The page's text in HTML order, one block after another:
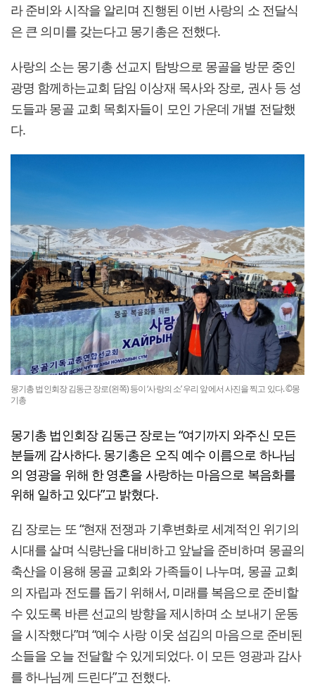
라 준비와 시작을 알리며 진행된 이번 사랑의 소 전달식
은 큰 의미를 갖는다고 몽기총은 전했다.
사랑의 소는 몽기총 선교지 탐방으로 몽골을 방문 중인
광명 함께하는교회 담임 이상재 목사와 장로, 권사 등 성
도들과 몽골 교회 목회자들이 모인 가운데 개별 전달했
다.
몽기총 법인회장 김동근 장로(왼쪽) 등이 ‘사랑의 소’ 우리 앞에서 사진을 찍고 있다. ©몽
기총
몽기총 법인회장 김동근 장로는 “여기까지 와주신 모든
분들께 감사하다. 몽기총은 오직 예수 이름으로 하나님
의 영광을 위해 한 영혼을 사랑하는 마음으로 복음화를
위해 일하고 있다”고 밝혔다.
김 장로는 또 “현재 전쟁과 기후변화로 세계적인 위기의
시대를 살며 식량난을 대비하고 앞날을 준비하며 몽골의
축산을 이용해 몽골 교회와 가족들이 나누며, 몽골 교회
의 자립과 전도를 돕기 위해서, 미래를 복음으로 준비할
수 있도록 바른 선교의 방향을 제시하며 소 보내기 운동
을 시작했다”며 “예수 사랑 이웃 섬김의 마음으로 준비된
소들을 오늘 전달할 수 있게되었다. 이 모든 영광과 감사
를 하나님께 드린다”고 전했다.